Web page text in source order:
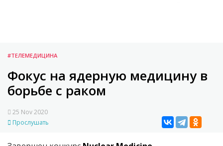
#ТЕЛЕМЕДИЦИНА
Фокус на ядерную медицину в
борьбе с раком
25 Nov 2020
Прослушать